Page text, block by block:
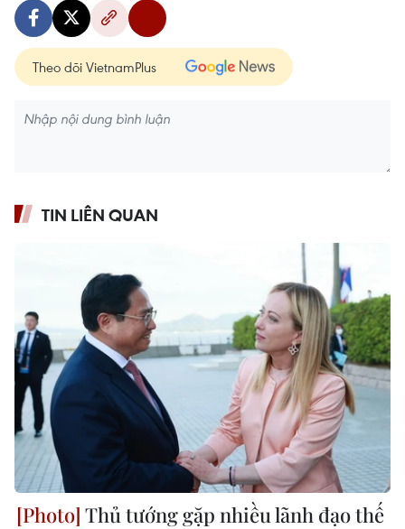
Theo dõi VietnamPlus
TIN LIÊN QUAN
Thủ tướng gặp nhiều lãnh đạo thế